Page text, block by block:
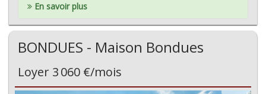
En savoir plus
BONDUES - Maison Bondues
Loyer 3 060 €/mois